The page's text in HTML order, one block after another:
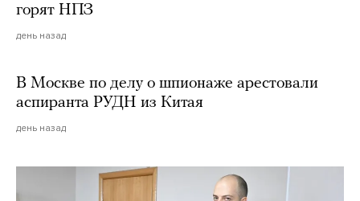
горят НПЗ
день назад
В Москве по делу о шпионаже арестовали
аспиранта РУДН из Китая
день назад